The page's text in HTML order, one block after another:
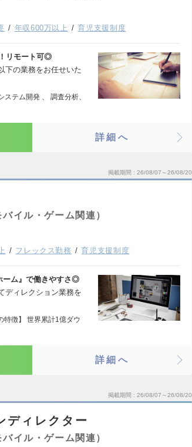
年収600万以上 育児支援制度
リモート可◎
下の業務をお任せいた
ステム開発 、 調査分析、
詳細へ
掲載期間 26/08/07～26/08/20
イル・ゲーム関連）
フレックス勤務 育児支援制度
ーム』で働きやすさ◎
ディレクション業務を
特徴】 世界累計1億ダウ
詳細へ
掲載期間 26/08/07～26/08/20
ディレクター
イル・ゲーム関連）